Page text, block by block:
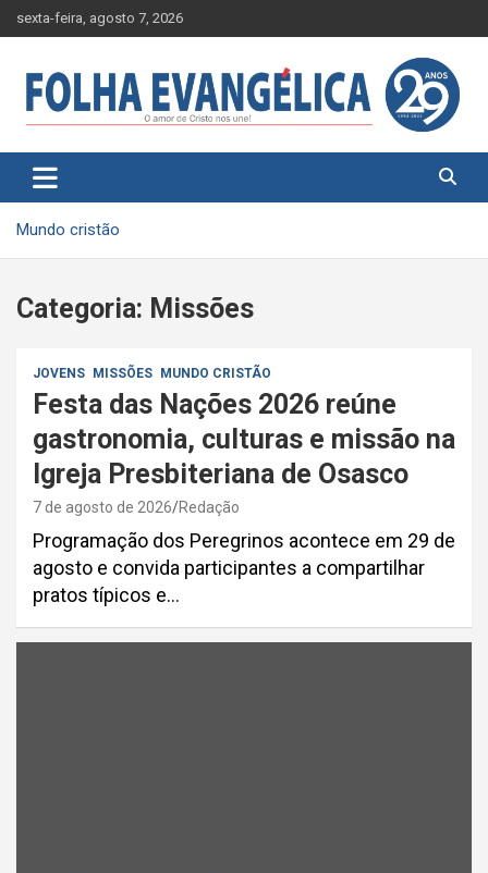
to
sexta-feira, agosto 7, 2026
Mundo cristão
Categoria: Missões
JOVENS MISSÕES MUNDO CRISTÃO
Festa das Nações 2026 reúne
gastronomia, culturas e missão na
Igreja Presbiteriana de Osasco
7 de agosto de 2026 Redação
Programação dos Peregrinos acontece em 29 de
agosto e convida participantes a compartilhar
pratos típicos e…